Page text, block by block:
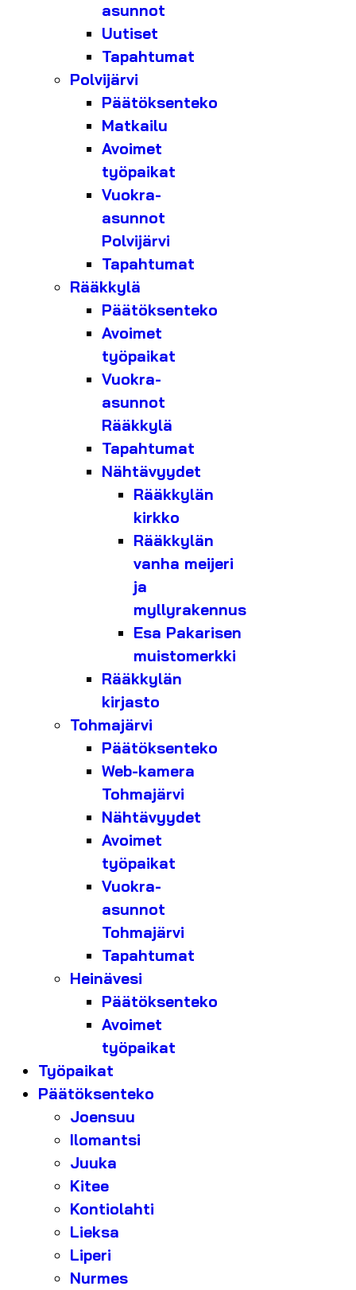
asunnot
Uutiset
Tapahtumat
Polvijärvi
Päätöksenteko
Matkailu
Avoimet
työpaikat
Vuokra-
asunnot
Polvijärvi
Tapahtumat
Rääkkylä
Päätöksenteko
Avoimet
työpaikat
Vuokra-
asunnot
Rääkkylä
Tapahtumat
Nähtävyydet
Rääkkylän
kirkko
Rääkkylän
vanha meijeri
ja
myllyrakennus
Esa Pakarisen
muistomerkki
Rääkkylän
kirjasto
Tohmajärvi
Päätöksenteko
Web-kamera
Tohmajärvi
Nähtävyydet
Avoimet
työpaikat
Vuokra-
asunnot
Tohmajärvi
Tapahtumat
Heinävesi
Päätöksenteko
Avoimet
työpaikat
Työpaikat
Päätöksenteko
Joensuu
Ilomantsi
Juuka
Kitee
Kontiolahti
Lieksa
Liperi
Nurmes